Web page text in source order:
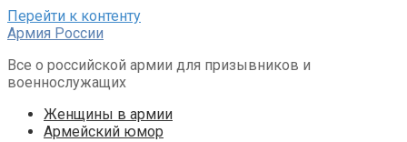
Перейти к контенту
Армия России
Все о российской армии для призывников и
военнослужащих
Женщины в армии
Армейский юмор